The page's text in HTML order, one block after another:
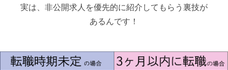
実は、非公開求人を優先的に紹介してもらう裏技が
あるんです！